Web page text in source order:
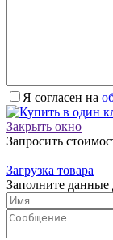
Я согласен на
Закрыть окно
Запросить
Загрузка товара
Заполните данные